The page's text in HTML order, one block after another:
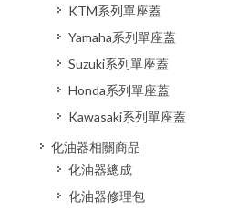
KTM系列單座蓋
Yamaha系列單座蓋
Suzuki系列單座蓋
Honda系列單座蓋
Kawasaki系列單座蓋
化油器相關商品
化油器總成
化油器修理包